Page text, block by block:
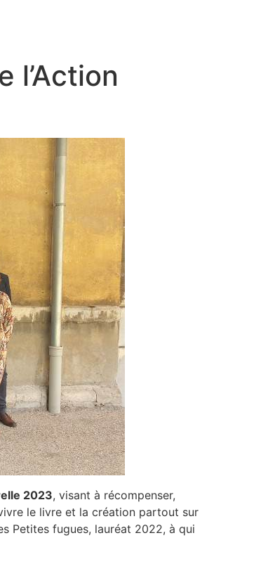
l’Action
2023, visant à récompenser,
le livre et la création partout sur
Petites fugues, lauréat 2022, à qui